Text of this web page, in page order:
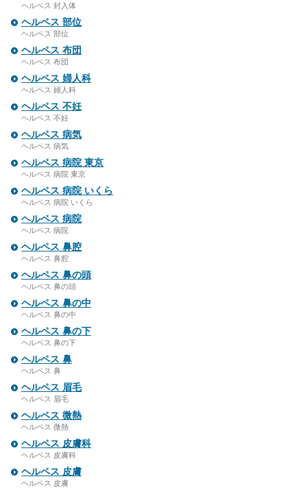
ヘルペス 封入体
ヘルペス 部位
ヘルペス 部位
ヘルペス 布団
ヘルペス 布団
ヘルペス 婦人科
ヘルペス 婦人科
ヘルペス 不妊
ヘルペス 不妊
ヘルペス 病気
ヘルペス 病気
ヘルペス 病院 東京
ヘルペス 病院 東京
ヘルペス 病院 いくら
ヘルペス 病院 いくら
ヘルペス 病院
ヘルペス 病院
ヘルペス 鼻腔
ヘルペス 鼻腔
ヘルペス 鼻の頭
ヘルペス 鼻の頭
ヘルペス 鼻の中
ヘルペス 鼻の中
ヘルペス 鼻の下
ヘルペス 鼻の下
ヘルペス 鼻
ヘルペス 鼻
ヘルペス 眉毛
ヘルペス 眉毛
ヘルペス 微熱
ヘルペス 微熱
ヘルペス 皮膚科
ヘルペス 皮膚科
ヘルペス 皮膚
ヘルペス 皮膚